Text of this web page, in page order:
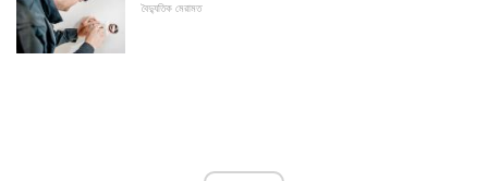
বৈদ্যুতিক মেরামত